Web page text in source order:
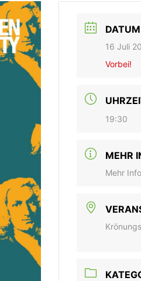
DATUM
16 Juli
Vorbei!
19:30
MEHR
Mehr